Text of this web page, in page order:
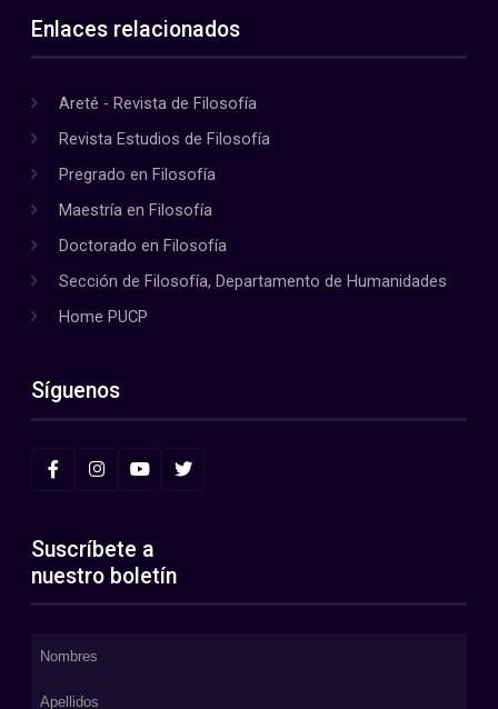
Enlaces relacionados
Areté - Revista de Filosofía
Revista Estudios de Filosofía
Pregrado en Filosofía
Maestría en Filosofía
Doctorado en Filosofía
Sección de Filosofía, Departamento de Humanidades
Home PUCP
Síguenos
Suscríbete a
nuestro boletín